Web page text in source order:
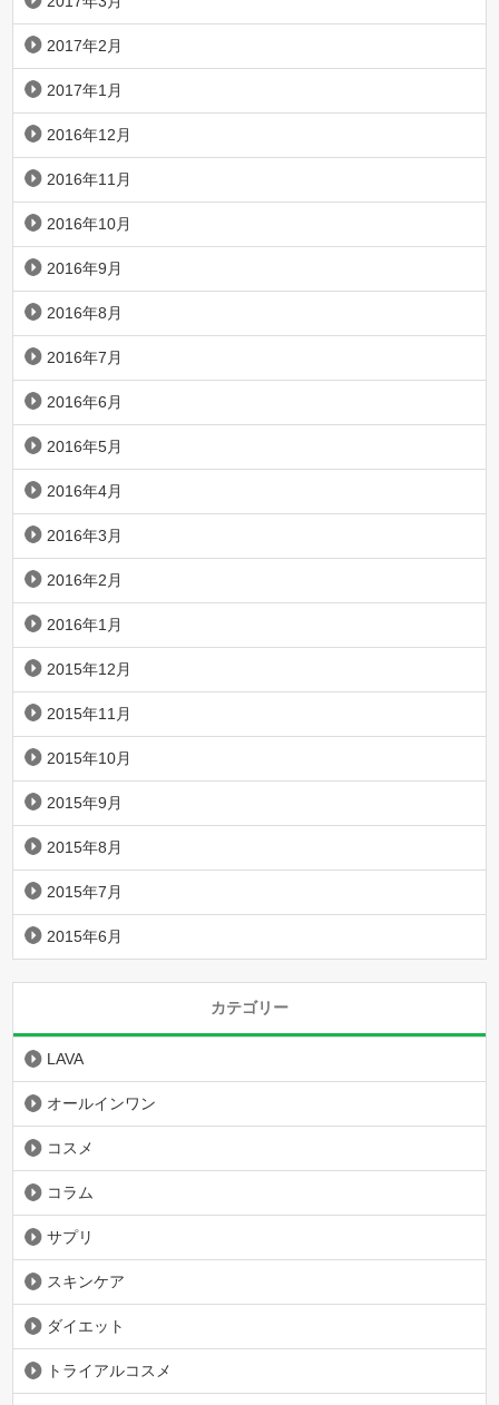
2017年2月
2017年1月
2016年12月
2016年11月
2016年10月
2016年9月
2016年8月
2016年7月
2016年6月
2016年5月
2016年4月
2016年3月
2016年2月
2016年1月
2015年12月
2015年11月
2015年10月
2015年9月
2015年8月
2015年7月
2015年6月
カテゴリー
LAVA
オールインワン
コスメ
コラム
サプリ
スキンケア
ダイエット
トライアルコスメ